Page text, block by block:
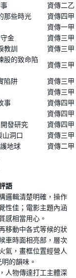
資傳二
那些時光
資傳四
資傳一
金
資傳三
教訓
資傳三
股的致命陷
資傳三
陷阱
資傳三
資傳三
事
資傳四
資傳四
開發研究
資傳四
洞口
資傳三
地球
資傳二
語
邏輯清楚明確，操作
性佳；電影主題內涵
感相當用心。
移動中各式等候的狀
車時面相亮部，層次
氣，畫框位置經營人
的韻味。
人物傳達打工主體深